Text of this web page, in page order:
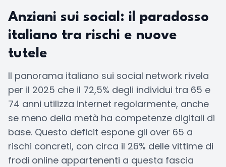
Anziani sui social: il paradosso
italiano tra rischi e nuove
tutele
Il panorama italiano sui social network rivela
per il 2025 che il 72,5% degli individui tra 65 e
74 anni utilizza internet regolarmente, anche
se meno della metà ha competenze digitali di
base. Questo deficit espone gli over 65 a
rischi concreti, con circa il 26% delle vittime di
frodi online appartenenti a questa fascia